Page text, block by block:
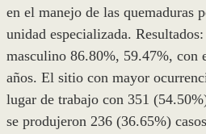
en el manejo de las quemaduras
unidad especializada.
masculino 86.80%, 59.47%, con
años. El sitio con mayor
lugar de trabajo con 351
se produjeron 236 (36.65%)